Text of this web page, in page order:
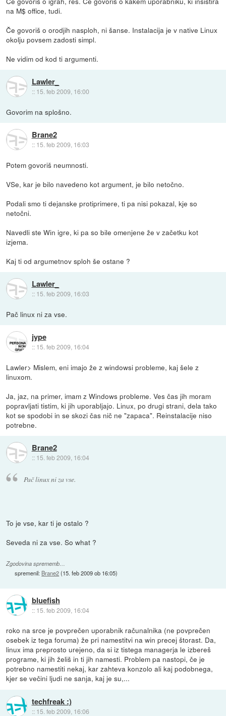
na M$ office, tudi.
Če govoriš o orodjih nasploh, ni šanse. Instalacija je v native Linux
okolju povsem zadosti simpl.
Ne vidim od kod ti argumenti.
Lawler_
:: 15. feb 2009, 16:00
Govorim na splošno.
Brane2
:: 15. feb 2009, 16:03
Potem govoriš neumnosti.
VSe, kar je bilo navedeno kot argument, je bilo netočno.
Podali smo ti dejanske protiprimere, ti pa nisi pokazal, kje so
netočni.
Navedli ste Win igre, ki pa so bile omenjene že v začetku kot
izjema.
Kaj ti od argumetnov sploh še ostane ?
Lawler_
:: 15. feb 2009, 16:03
Pač linux ni za vse.
jype
:: 15. feb 2009, 16:04
Lawler> Mislem, eni imajo že z windowsi probleme, kaj šele z
linuxom.
Ja, jaz, na primer, imam z Windows probleme. Ves čas jih moram
popravljati tistim, ki jih uporabljajo. Linux, po drugi strani, dela tako
kot se spodobi in se skozi čas nič ne "zapaca". Reinstalacije niso
potrebne.
Brane2
:: 15. feb 2009, 16:04
Pač linux ni za vse.
To je vse, kar ti je ostalo ?
Seveda ni za vse. So what ?
Zgodovina sprememb…
spremenil: Brane2(15. feb 2009 ob 16:05)
bluefish
:: 15. feb 2009, 16:04
roko na srce je povprečen uporabnik računalnika (ne povprečen
osebek iz tega foruma) že pri namestitvi na win precej štorast. Da,
linux ima preprosto urejeno, da si iz tistega managerja le izbereš
programe, ki jih želiš in ti jih namesti. Problem pa nastopi, če je
potrebno namestiti nekaj, kar zahteva konzolo ali kaj podobnega,
kjer se večini ljudi ne sanja, kaj je su,...
techfreak :)
:: 15. feb 2009, 16:06